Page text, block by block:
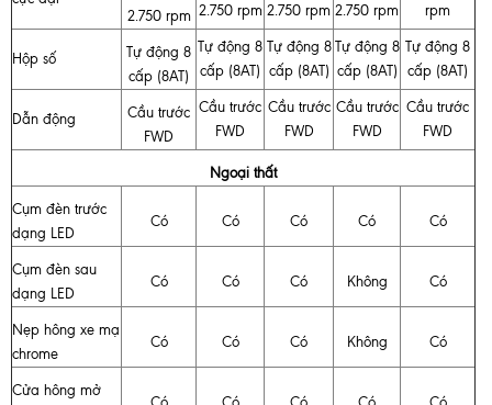
2.750 rpm 2.750 rpm 2.750 rpm 2.750 rpm
rpm
Hộp số
Tự động 8
cấp (8AT)
Tự động 8
cấp (8AT)
Tự động 8
cấp (8AT)
Tự động 8
cấp (8AT)
Tự động 8
cấp (8AT)
Dẫn động
Cầu trước
FWD
Cầu trước
FWD
Cầu trước
FWD
Cầu trước
FWD
Cầu trước
FWD
Ngoại thất
Cụm đèn trước
dạng LED
Có Có Có Có Có
Cụm đèn sau
dạng LED
Có Có Có Không Có
Nẹp hông xe mạ
chrome
Có Có Có Không Có
Cửa hông mở